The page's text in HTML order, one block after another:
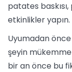
patates
etkinlikler yapın.
Uyumadan
şeyin
bir an önce bu